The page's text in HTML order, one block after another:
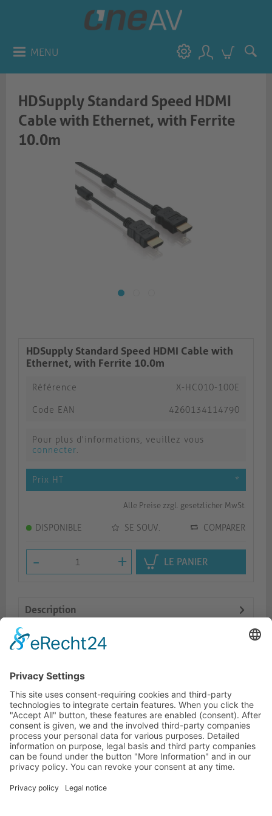
MENU
HDSupply Standard Speed HDMI
Cable with Ethernet, with Ferrite
10.0m
HDSupply Standard Speed HDMI Cable with
Ethernet, with Ferrite 10.0m
Référence X-HC010-100E
Code EAN 4260134114790
Pour plus d'informations, veuillez vous
connecter.
Prix HT *
Alle Preise zzgl. gesetzlicher MwSt.
DISPONIBLE SE SOUV. COMPARER
- + LE PANIER
Description
Logistics
Prod. similaires
HOTLINE ASSISTANCE
ONEAV.EU